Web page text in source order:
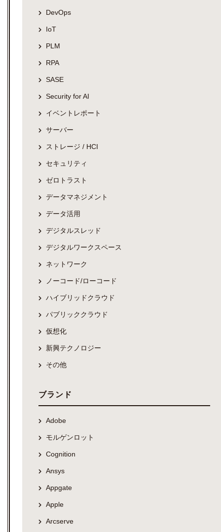
DevOps
IoT
PLM
RPA
SASE
Security for AI
イベントレポート
サーバー
ストレージ / HCI
セキュリティ
ゼロトラスト
データマネジメント
データ活用
デジタルスレッド
デジタルワークスペース
ネットワーク
ノーコード/ローコード
ハイブリッドクラウド
パブリッククラウド
仮想化
新興テクノロジー
その他
ブランド
Adobe
モルゲンロット
Cognition
Ansys
Appgate
Apple
Arcserve